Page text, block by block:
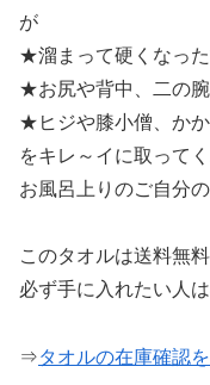
が
★溜まって硬くなっ
★お尻や背中、二の
★ヒジや膝小僧、か
をキレ～イに取って
お風呂上りのご自分
このタオルは送料無
必ず手に入れたい人
⇒タオルの在庫確認